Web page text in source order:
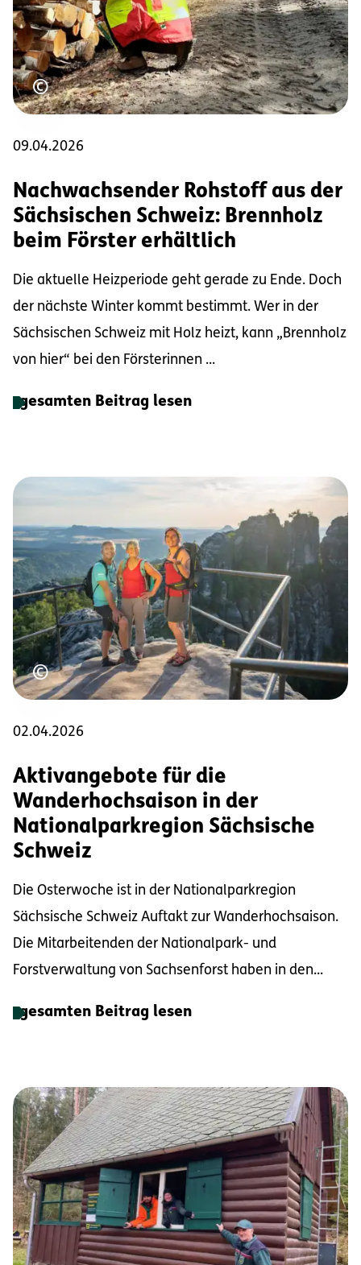
©Urheberrecht
09.04.2026
Nachwachsender Rohstoff aus der
Sächsischen Schweiz: Brennholz
beim Förster erhältlich
Die aktuelle Heizperiode geht gerade zu Ende. Doch
der nächste Winter kommt bestimmt. Wer in der
Sächsischen Schweiz mit Holz heizt, kann „Brennholz
von hier“ bei den Försterinnen ...
gesamten Beitrag lesen
©Urheberrecht
02.04.2026
Aktivangebote für die
Wanderhochsaison in der
Nationalparkregion Sächsische
Schweiz
Die Osterwoche ist in der Nationalparkregion
Sächsische Schweiz Auftakt zur Wanderhochsaison.
Die Mitarbeitenden der Nationalpark- und
Forstverwaltung von Sachsenforst haben in den...
gesamten Beitrag lesen